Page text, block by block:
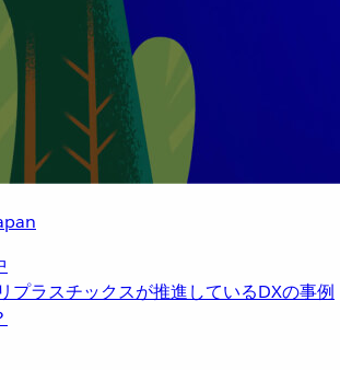
プラスチックスが推進しているDXの事例